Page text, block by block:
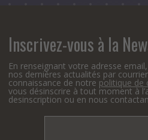
Inscrivez-vous à la
En renseignant votre adresse
nos dernières actualités par
connaissance de notre politique de
vous désinscrire à tout moment à
desinscription ou en nous